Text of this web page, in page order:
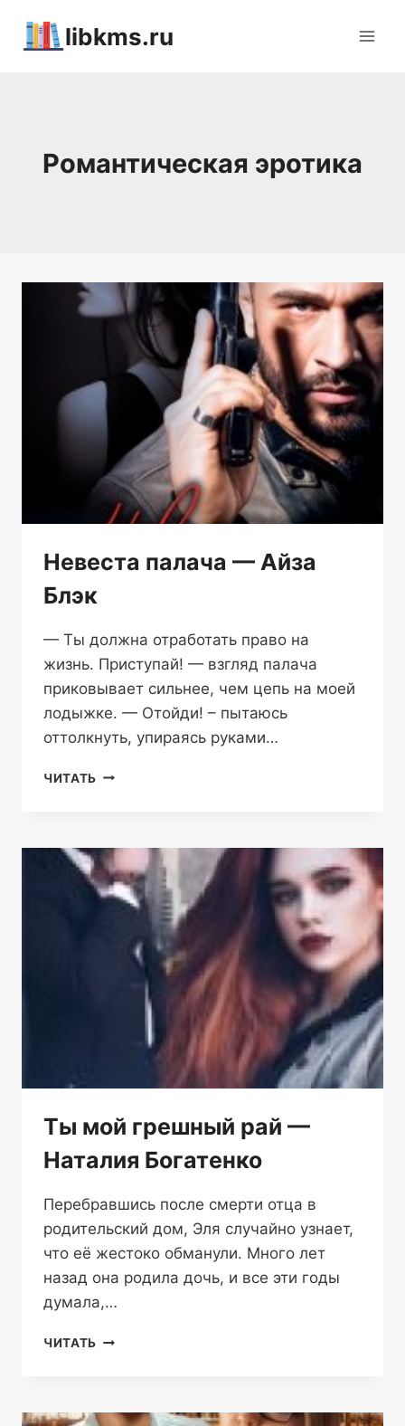
libkms.ru
Романтическая эротика
Невеста палача — Айза
Блэк
— Ты должна отработать право на
жизнь. Приступай! — взгляд палача
приковывает сильнее, чем цепь на моей
лодыжке. — Отойди! – пытаюсь
оттолкнуть, упираясь руками…
ЧИТАТЬ НЕВЕСТА
БЛЭК
Ты мой грешный рай —
Наталия Богатенко
Перебравшись после смерти отца в
родительский дом, Эля случайно узнает,
что её жестоко обманули. Много лет
назад она родила дочь, и все эти годы
думала,…
ЧИТАТЬ ТЫ
—